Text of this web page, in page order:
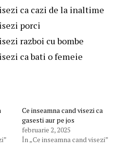
ca cazi de la inaltime
porci
razboi cu bombe
ca bati o femeie
Ce inseamna cand visezi ca
gasesti aur pe jos
februarie 2, 2025
În „Ce inseamna cand visezi”